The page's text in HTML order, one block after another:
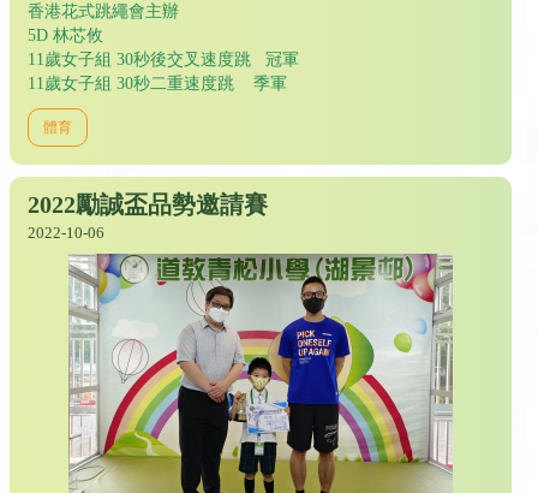
香港花式跳繩會主辦
5D 林芯攸
11歲女子組 30秒後交叉速度跳 冠軍
11歲女子組 30秒二重速度跳 季軍
體育
2022勵誠盃品勢邀請賽
2022-10-06